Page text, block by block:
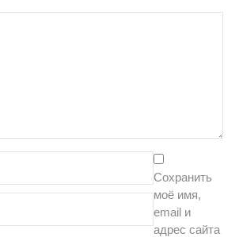
Сохранить
моё имя,
email и
адрес сайта